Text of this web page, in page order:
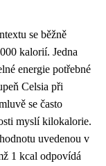
se běžně
kalorií. Jedna
energie potřebné
Celsia při
se často
myslí kilokalorie.
uvedenou v
1 kcal odpovídá